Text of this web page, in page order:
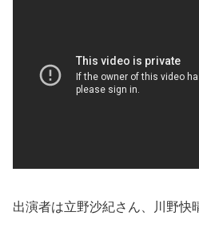
出演者は立野沙紀さん、川野快